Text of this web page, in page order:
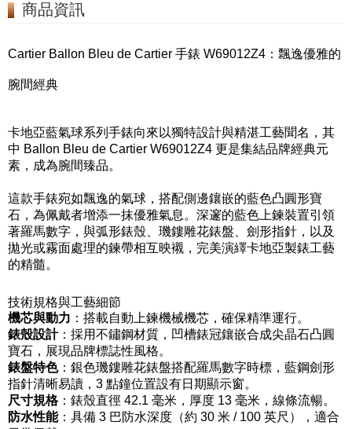
商品資訊
Cartier Ballon Bleu de Cartier 手錶 W69012Z4：飄逸優雅的
腕間經典
卡地亞藍氣球系列手錶向來以獨特設計與精湛工藝聞名，其
中 Ballon Bleu de Cartier W69012Z4 更是集結品牌經典元
素，成為腕間臻品。
這款手錶宛如飄逸的氣球，搭配側邊鑲嵌的藍色凸圓形寶
石，為佩戴者增添一抹優雅氣息。深邃的藍色上鍊裝置引領
著羅馬數字，與弧形錶殼、璣鏤雕花錶盤、劍形指針，以及
拋光或霧面處理的鍊帶相互映襯，完美演繹卡地亞製錶工藝
的精髓。
技術規格與工藝細節
機芯與動力 ：搭載自動上鍊機械機芯，確保精準運行。
錶殼設計：採用不鏽鋼材質，凹槽錶冠鑲嵌合成尖晶石凸圓
寶石，展現品牌標誌性風格。
錶盤特色：銀色璣鏤雕花錶盤搭配羅馬數字時標，藍鋼劍形
指針清晰易讀，3 點鐘位置設有日期顯示窗。
尺寸規格：錶殼直徑 42.1 毫米，厚度 13 毫米，線條流暢。
防水性能：具備 3 巴防水深度（約 30 米 / 100 英尺），適合